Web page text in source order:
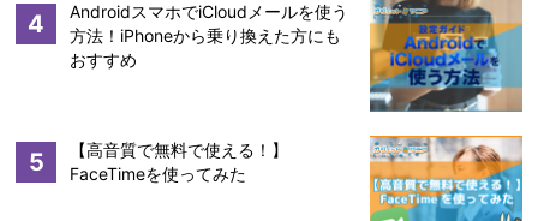
4
AndroidスマホでiCloudメールを使う
方法！iPhoneから乗り換えた方にも
おすすめ
5
【高音質で無料で使える！】
FaceTimeを使ってみた